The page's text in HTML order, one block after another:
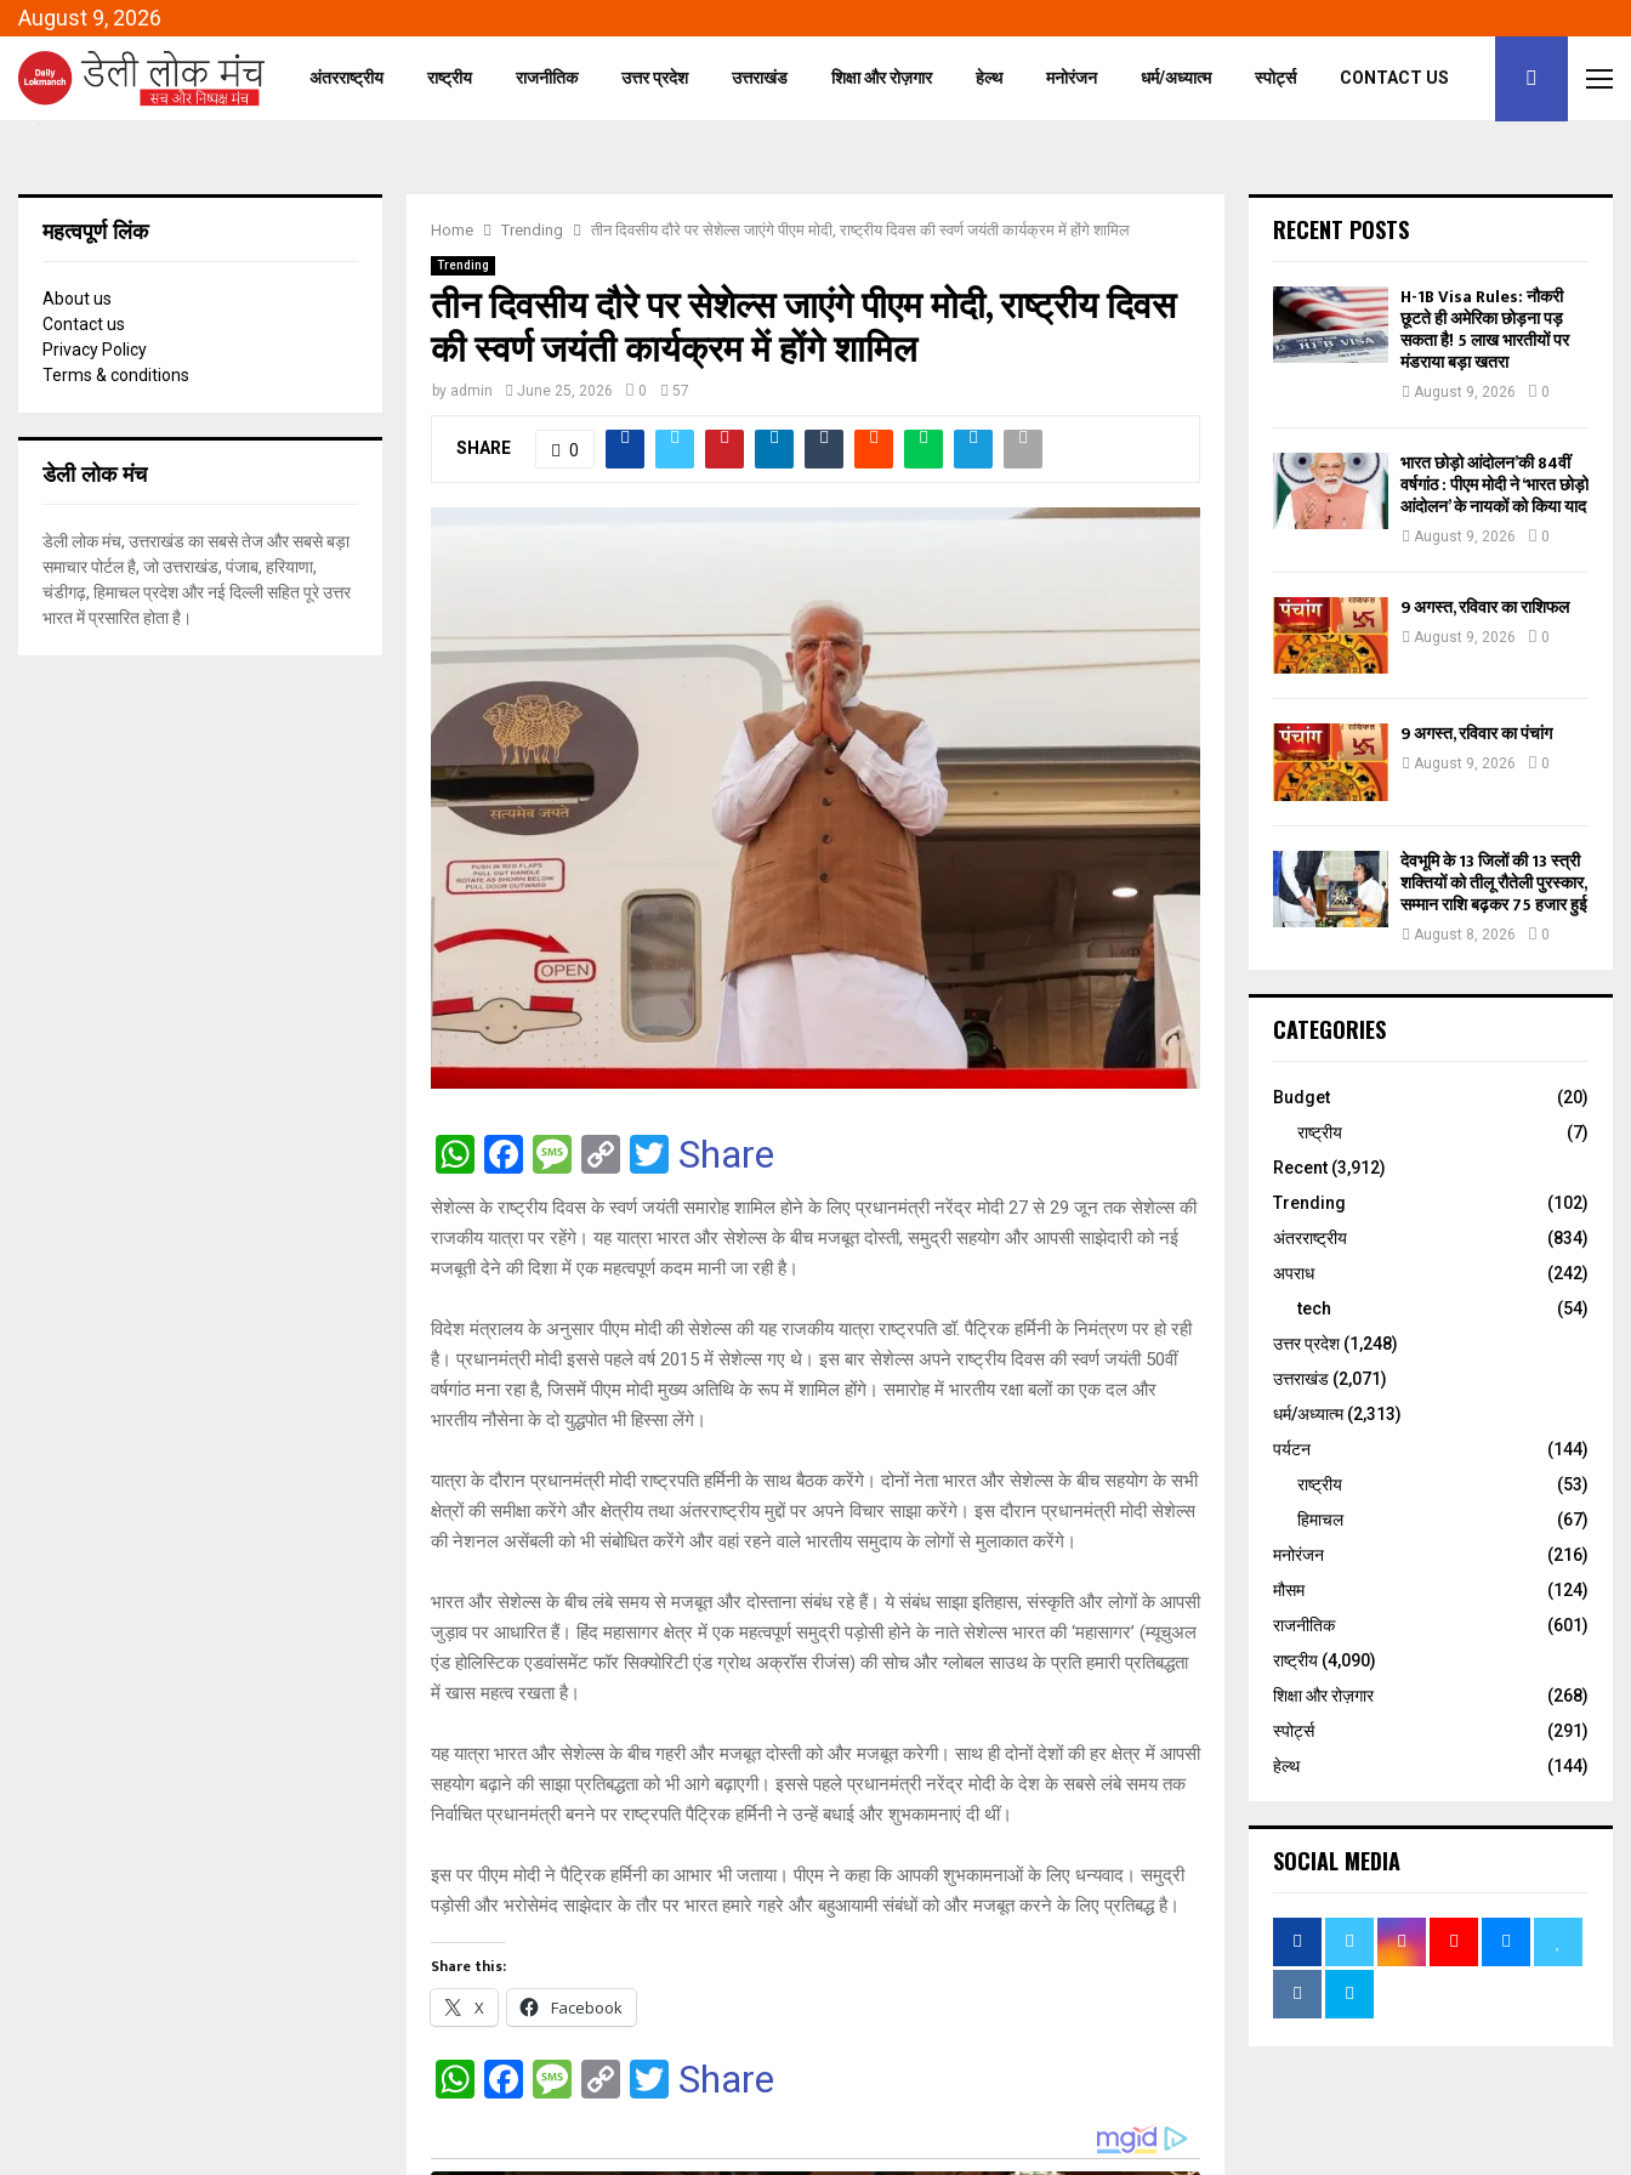
August 9, 2026
अंतरराष्ट्रीय राष्ट्रीय राजनीतिक उत्तर प्रदेश उत्तराखंड शिक्षा और रोज़गार हेल्थ मनोरंजन धर्म/अध्यात्म स्पोर्ट्स CONTACT US
Home Trending तीन दिवसीय दौरे पर सेशेल्स जाएंगे पीएम मोदी, राष्ट्रीय दिवस की स्वर्ण जयंती कार्यक्रम में होंगे शामिल
Trending
तीन दिवसीय दौरे पर सेशेल्स जाएंगे पीएम मोदी, राष्ट्रीय दिवस
की स्वर्ण जयंती कार्यक्रम में होंगे शामिल
by admin June 25, 2026 0 57
SHARE 0
W
h
at
s
A
p
p
F
a
ce
b
o
o
k
M
es
s
a
e
C
o
py
Li
k
T
wi
tt
er
Share
सेशेल्स के राष्ट्रीय दिवस के स्वर्ण जयंती समारोह शामिल होने के लिए प्रधानमंत्री नरेंद्र मोदी 27 से 29 जून तक सेशेल्स की
राजकीय यात्रा पर रहेंगे। यह यात्रा भारत और सेशेल्स के बीच मजबूत दोस्ती, समुद्री सहयोग और आपसी साझेदारी को नई
मजबूती देने की दिशा में एक महत्वपूर्ण कदम मानी जा रही है।
विदेश मंत्रालय के अनुसार पीएम मोदी की सेशेल्स की यह राजकीय यात्रा राष्ट्रपति डॉ. पैट्रिक हर्मिनी के निमंत्रण पर हो रही
है। प्रधानमंत्री मोदी इससे पहले वर्ष 2015 में सेशेल्स गए थे। इस बार सेशेल्स अपने राष्ट्रीय दिवस की स्वर्ण जयंती 50वीं
वर्षगांठ मना रहा है, जिसमें पीएम मोदी मुख्य अतिथि के रूप में शामिल होंगे। समारोह में भारतीय रक्षा बलों का एक दल और
भारतीय नौसेना के दो युद्धपोत भी हिस्सा लेंगे।
यात्रा के दौरान प्रधानमंत्री मोदी राष्ट्रपति हर्मिनी के साथ बैठक करेंगे। दोनों नेता भारत और सेशेल्स के बीच सहयोग के सभी
क्षेत्रों की समीक्षा करेंगे और क्षेत्रीय तथा अंतरराष्ट्रीय मुद्दों पर अपने विचार साझा करेंगे। इस दौरान प्रधानमंत्री मोदी सेशेल्स
की नेशनल असेंबली को भी संबोधित करेंगे और वहां रहने वाले भारतीय समुदाय के लोगों से मुलाकात करेंगे।
भारत और सेशेल्स के बीच लंबे समय से मजबूत और दोस्ताना संबंध रहे हैं। ये संबंध साझा इतिहास, संस्कृति और लोगों के आपसी
जुड़ाव पर आधारित हैं। हिंद महासागर क्षेत्र में एक महत्वपूर्ण समुद्री पड़ोसी होने के नाते सेशेल्स भारत की ‘महासागर’ (म्यूचुअल
एंड होलिस्टिक एडवांसमेंट फॉर सिक्योरिटी एंड ग्रोथ अक्रॉस रीजंस) की सोच और ग्लोबल साउथ के प्रति हमारी प्रतिबद्धता
में खास महत्व रखता है।
यह यात्रा भारत और सेशेल्स के बीच गहरी और मजबूत दोस्ती को और मजबूत करेगी। साथ ही दोनों देशों की हर क्षेत्र में आपसी
सहयोग बढ़ाने की साझा प्रतिबद्धता को भी आगे बढ़ाएगी। इससे पहले प्रधानमंत्री नरेंद्र मोदी के देश के सबसे लंबे समय तक
निर्वाचित प्रधानमंत्री बनने पर राष्ट्रपति पैट्रिक हर्मिनी ने उन्हें बधाई और शुभकामनाएं दी थीं।
इस पर पीएम मोदी ने पैट्रिक हर्मिनी का आभार भी जताया। पीएम ने कहा क‍ि आपकी शुभकामनाओं के लिए धन्यवाद। समुद्री
पड़ोसी और भरोसेमंद साझेदार के तौर पर भारत हमारे गहरे और बहुआयामी संबंधों को और मजबूत करने के लिए प्रतिबद्ध है।
Share this:
X Facebook
W
at
F
ce
M
s
C
py
T
tt
Share
महत्वपूर्ण लिंक
About us
Contact us
Privacy Policy
Terms & conditions
डेली लोक मंच
डेली लोक मंच, उत्तराखंड का सबसे तेज और सबसे बड़ा
समाचार पोर्टल है, जो उत्तराखंड, पंजाब, हरियाणा,
चंडीगढ़, हिमाचल प्रदेश और नई दिल्ली सहित पूरे उत्तर
भारत में प्रसारित होता है।
RECENT POSTS
H-1B Visa Rules: नौकरी
छूटते ही अमेरिका छोड़ना पड़
सकता है! 5 लाख भारतीयों पर
मंडराया बड़ा खतरा
August 9, 2026 0
भारत छोड़ो आंदोलन’की 84वीं
वर्षगांठ : पीएम मोदी ने ‘भारत छोड़ो
आंदोलन’ के नायकों को किया याद
August 9, 2026 0
9 अगस्त, रविवार का राशिफल
August 9, 2026 0
9 अगस्त, रविवार का पंचांग
August 9, 2026 0
देवभूमि के 13 जिलों की 13 स्त्री
शक्तियों को तीलू रौतेली पुरस्कार,
सम्मान राशि बढ़कर 75 हजार हुई
August 8, 2026 0
CATEGORIES
Budget
(20)
राष्ट्रीय
(7)
Recent (3,912)
Trending
(102)
अंतरराष्ट्रीय
(834)
अपराध
(242)
tech
(54)
उत्तर प्रदेश(1,248)
उत्तराखंड (2,071)
धर्म/अध्यात्म(2,313)
पर्यटन
(144)
राष्ट्रीय
(53)
हिमाचल
(67)
मनोरंजन
(216)
मौसम
(124)
राजनीतिक
(601)
राष्ट्रीय (4,090)
शिक्षा और रोज़गार
(268)
स्पोर्ट्स
(291)
हेल्थ
(144)
SOCIAL MEDIA